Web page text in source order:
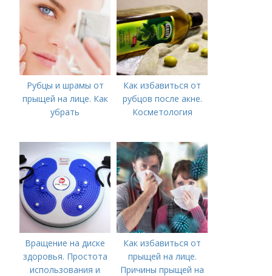
Рубцы и шрамы от
прыщей на лице. Как
убрать
Как избавиться от
рубцов после акне.
Косметология
Вращение на диске
здоровья. Простота
использования и
Как избавиться от
прыщей на лице.
Причины прыщей на